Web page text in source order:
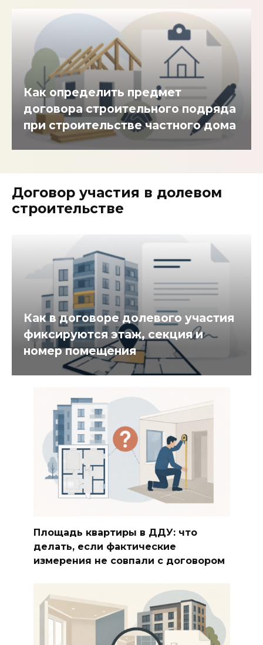
Как определить предмет
договора строительного подряда
при строительстве частного дома
Договор участия в долевом
строительстве
Как в договоре долевого участия
фиксируются этаж, секция и
номер помещения
Площадь квартиры в ДДУ: что
делать, если фактические
измерения не совпали с договором